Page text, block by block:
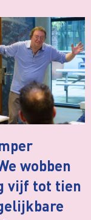
wobben
vijf tot tien